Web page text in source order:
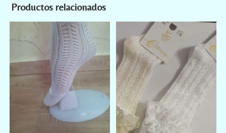
Productos relacionados